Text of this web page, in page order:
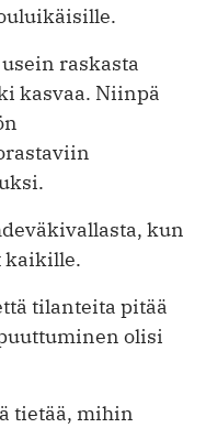
raskasta
kasvaa. Niinpä
kun
kaikille.
tilanteita pitää
olisi
tietää, mihin